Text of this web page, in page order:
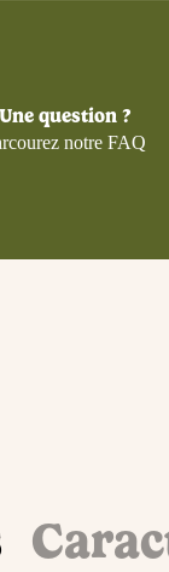
Une question ?
notre FAQ